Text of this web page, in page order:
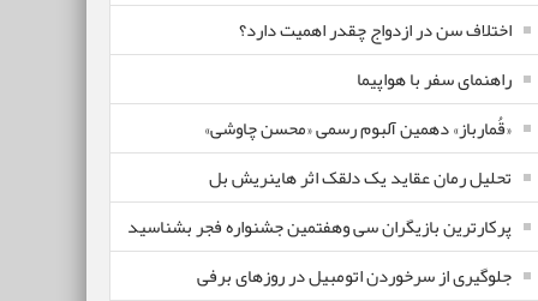
اختلاف سن در ازدواج چقدر اهمیت دارد؟
راهنمای سفر با هواپیما
«قُمارباز» دهمین آلبوم رسمی «محسن چاوشی»
تحلیل رمان عقاید یک دلقک اثر هاینریش بل
پرکارترین بازیگران سی وهفتمین جشنواره فجر بشناسید
جلوگیری از سرخوردن اتومبیل در روزهای برفی